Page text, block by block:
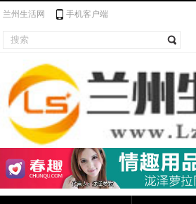
兰州生活网 手机客户端